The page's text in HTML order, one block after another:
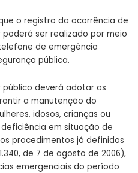
o registro da ocorrência de
ser realizado por meio
de emergência
pública.
deverá adotar as
a manutenção do
idosos, crianças ou
em situação de
procedimentos já definidos
de 7 de agosto de 2006),
emergenciais do período